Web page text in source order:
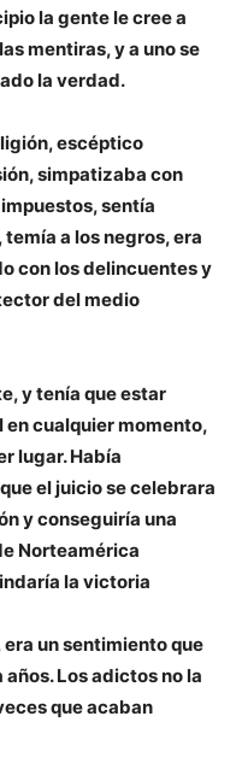
la gente le cree a
mentiras, y a uno se
la verdad.
escéptico
simpatizaba con
sentía
a los negros, era
con los delincuentes y
del medio
y tenía que estar
cualquier momento,
lugar. Había
el juicio se celebrara
y conseguiría una
Norteamérica
la victoria
un sentimiento que
Los adictos no la
que acaban